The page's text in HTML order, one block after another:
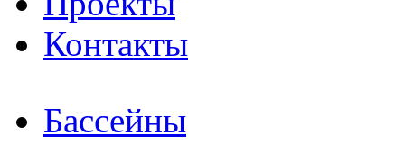
Контакты
Бассейны